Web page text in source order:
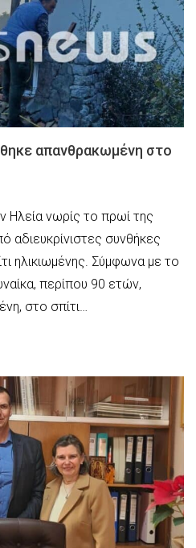
απανθρακωμένη στο
Ηλεία νωρίς το πρωί της
αδιευκρίνιστες συνθήκες
ηλικιωμένης. Σύμφωνα με το
περίπου 90 ετών,
στο σπίτι…